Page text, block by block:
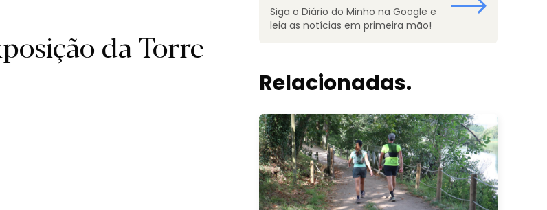
da Torre
Siga o Diário do Minho na Google e
leia as notícias em primeira mão!
Relacionadas.